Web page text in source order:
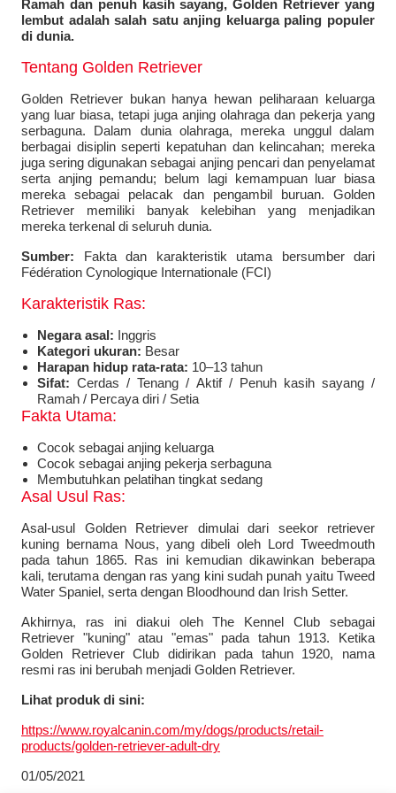
Ramah dan penuh kasih sayang, Golden Retriever yang
lembut adalah salah satu anjing keluarga paling populer
di dunia.
Tentang Golden Retriever
Golden Retriever bukan hanya hewan peliharaan keluarga
yang luar biasa, tetapi juga anjing olahraga dan pekerja yang
serbaguna. Dalam dunia olahraga, mereka unggul dalam
berbagai disiplin seperti kepatuhan dan kelincahan; mereka
juga sering digunakan sebagai anjing pencari dan penyelamat
serta anjing pemandu; belum lagi kemampuan luar biasa
mereka sebagai pelacak dan pengambil buruan. Golden
Retriever memiliki banyak kelebihan yang menjadikan
mereka terkenal di seluruh dunia.
Sumber: Fakta dan karakteristik utama bersumber dari
Fédération Cynologique Internationale (FCI)
Karakteristik Ras:
Negara asal: Inggris
Kategori ukuran: Besar
Harapan hidup rata-rata: 10–13 tahun
Sifat: Cerdas / Tenang / Aktif / Penuh kasih sayang /
Ramah / Percaya diri / Setia
Fakta Utama:
Cocok sebagai anjing keluarga
Cocok sebagai anjing pekerja serbaguna
Membutuhkan pelatihan tingkat sedang
Asal Usul Ras:
Asal-usul Golden Retriever dimulai dari seekor retriever
kuning bernama Nous, yang dibeli oleh Lord Tweedmouth
pada tahun 1865. Ras ini kemudian dikawinkan beberapa
kali, terutama dengan ras yang kini sudah punah yaitu Tweed
Water Spaniel, serta dengan Bloodhound dan Irish Setter.
Akhirnya, ras ini diakui oleh The Kennel Club sebagai
Retriever "kuning" atau "emas" pada tahun 1913. Ketika
Golden Retriever Club didirikan pada tahun 1920, nama
resmi ras ini berubah menjadi Golden Retriever.
Lihat produk di sini:
https://www.royalcanin.com/my/dogs/products/retail-
products/golden-retriever-adult-dry
01/05/2021